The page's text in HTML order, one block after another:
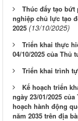
Thúc đẩy tạo
nghiệp chủ lực tạo
2025 (13/10/2025)
Triển khai thực
04/10/2025 của Thủ
Triển khai trình
Kế hoạch triển
ngày 23/01/2025
hoạch hành động
năm 2035 trên địa